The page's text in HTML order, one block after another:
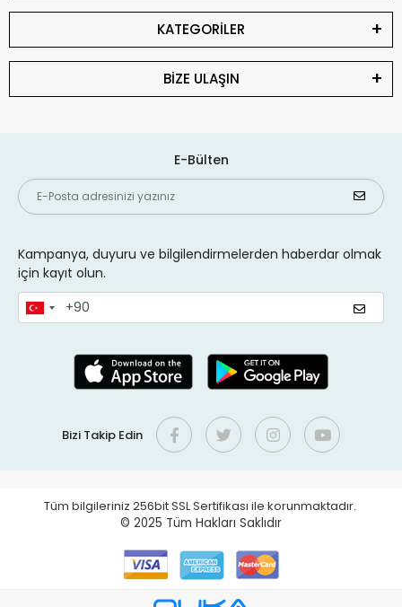
KATEGORİLER
BİZE ULAŞIN
E-Bülten
Kampanya, duyuru ve bilgilendirmelerden haberdar olmak
için kayıt olun.
Bizi Takip Edin
Tüm bilgileriniz 256bit SSL Sertifikası ile korunmaktadır.
© 2025 Tüm Hakları Saklıdır